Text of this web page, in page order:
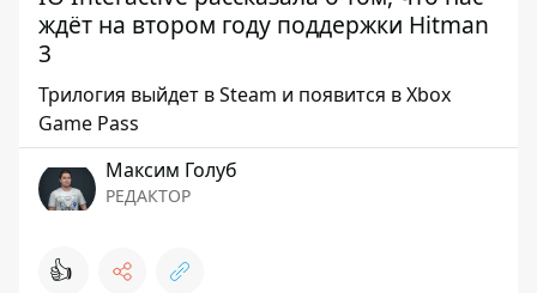
ждёт на втором году поддержки Hitman
3
Трилогия выйдет в Steam и появится в Xbox
Game Pass
Максим Голуб
РЕДАКТОР
👍